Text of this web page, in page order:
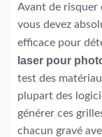
Avant de risquer
vous devez
efficace pour
laser pour
test des
plupart des
générer ces
chacun gravé